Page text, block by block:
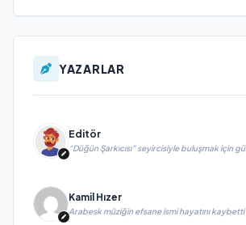
YAZARLAR
Editör
“Düğün Şarkıcısı” seyircisiyle buluşmak için
Kamil Hızer
Arabesk müziğin efsane ismi hayatını kaybetti